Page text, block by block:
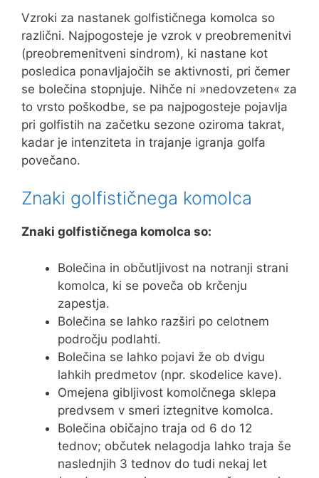
Vzroki za nastanek golfističnega komolca so
različni. Najpogosteje je vzrok v preobremenitvi
(preobremenitveni sindrom), ki nastane kot
posledica ponavljajočih se aktivnosti, pri čemer
se bolečina stopnjuje. Nihče ni »nedovzeten« za
to vrsto poškodbe, se pa najpogosteje pojavlja
pri golfistih na začetku sezone oziroma takrat,
kadar je intenziteta in trajanje igranja golfa
povečano.
Znaki golfističnega komolca
Znaki golfističnega komolca so:
Bolečina in občutljivost na notranji strani
komolca, ki se poveča ob krčenju
zapestja.
Bolečina se lahko razširi po celotnem
področju podlahti.
Bolečina se lahko pojavi že ob dvigu
lahkih predmetov (npr. skodelice kave).
Omejena gibljivost komolčnega sklepa
predvsem v smeri iztegnitve komolca.
Bolečina običajno traja od 6 do 12
tednov; občutek nelagodja lahko traja še
naslednjih 3 tednov do tudi nekaj let